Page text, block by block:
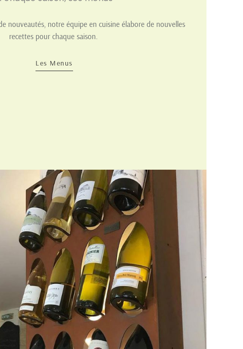
nouveautés, notre équipe en cuisine élabore de nouvelles
recettes pour chaque saison.
Les Menus